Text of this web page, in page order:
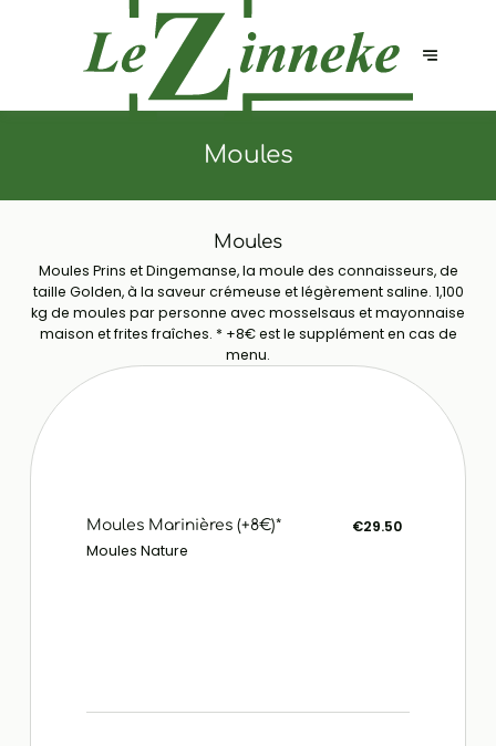
Moules
Moules
Moules Prins et Dingemanse, la moule des connaisseurs, de
taille Golden, à la saveur crémeuse et légèrement saline. 1,100
kg de moules par personne avec mosselsaus et mayonnaise
maison et frites fraîches. * +8€ est le supplément en cas de
menu.
Moules Marinières (+8€)*
Moules Nature
€29.50